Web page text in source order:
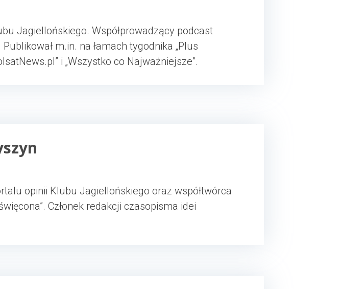
Jagiellońskiego. Współprowadzący podcast
m.in. na łamach tygodnika „Plus
i „Wszystko co Najważniejsze”.
opinii Klubu Jagiellońskiego oraz współtwórca
Członek redakcji czasopisma idei